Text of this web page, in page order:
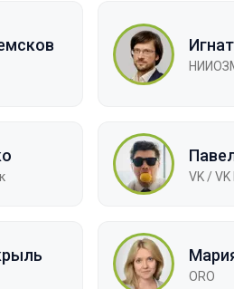
VK /
ORO